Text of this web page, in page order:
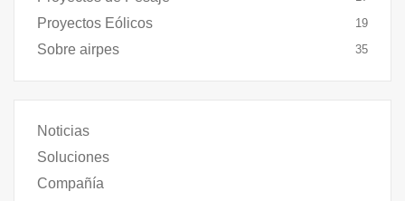
Proyectos Eólicos 19
Sobre airpes 35
Noticias
Soluciones
Compañía